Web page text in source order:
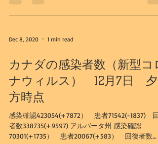
Dec 8, 2020 1 min read
カナダの感染者数（新型コ
ナウィルス） 12月7日 夕
方時点
感染確認423054(+7872） 患者71542(-1837) 回
者数338735(+9597) アルバータ州 感染確認
70301(+1735） 患者20067(+583） 回復者数